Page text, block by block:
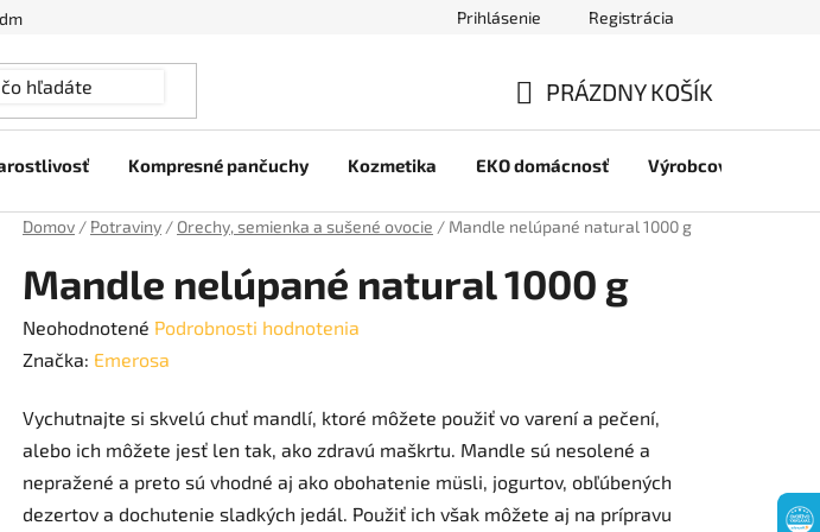
Prihlásenie Registrácia
KOŠÍK
PRÁZDNY KOŠÍK
Kompresné pančuchy Kozmetika EKO domácnosť Výrobcovia
Domov / Potraviny / Orechy, semienka a sušené ovocie / Mandle nelúpané natural 1000 g
Mandle nelúpané natural 1000 g
Priemerné
hodnotenie
je
0,0
z
5
Neohodnotené Podrobnosti hodnotenia
Značka: Emerosa
Vychutnajte si skvelú chuť mandlí, ktoré môžete použiť vo varení a pečení,
alebo ich môžete jesť len tak, ako zdravú maškrtu. Mandle sú nesolené a
nepražené a preto sú vhodné aj ako obohatenie müsli, jogurtov, obľúbených
dezertov a dochutenie sladkých jedál. Použiť ich však môžete aj na prípravu